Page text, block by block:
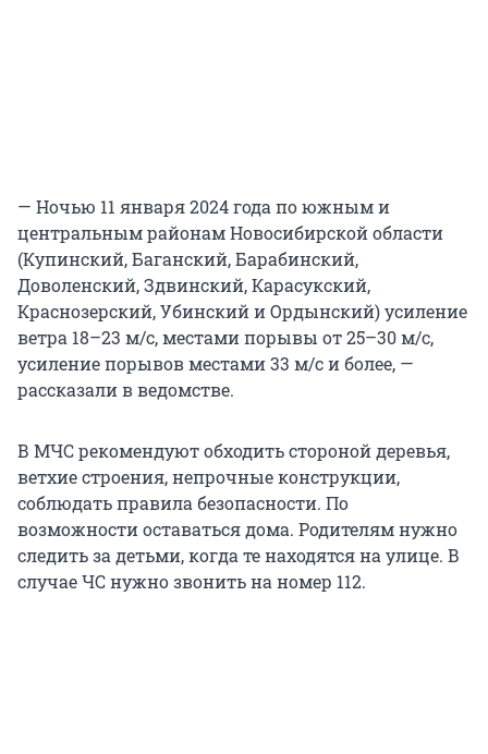
— Ночью 11 января 2024 года по южным и
центральным районам Новосибирской области
(Купинский, Баганский, Барабинский,
Доволенский, Здвинский, Карасукский,
Краснозерский, Убинский и Ордынский) усиление
ветра 18–23 м/с, местами порывы от 25–30 м/с,
усиление порывов местами 33 м/с и более, —
рассказали в ведомстве.
В МЧС рекомендуют обходить стороной деревья,
ветхие строения, непрочные конструкции,
соблюдать правила безопасности. По
возможности оставаться дома. Родителям нужно
следить за детьми, когда те находятся на улице. В
случае ЧС нужно звонить на номер 112.